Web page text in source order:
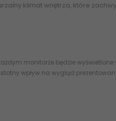
klimat wnętrza, które
monitorze będzie wyświetlone
wpływ na wygląd